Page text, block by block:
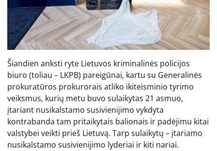
Šiandien anksti ryte Lietuvos kriminalinės policijos
biuro (toliau – LKPB) pareigūnai, kartu su Generalinės
prokuratūros prokurorais atliko ikiteisminio tyrimo
veiksmus, kurių metu buvo sulaikytas 21 asmuo,
įtariant nusikalstamo susivienijimo vykdyta
kontrabanda tam pritaikytais balionais ir padėjimu kitai
valstybei veikti prieš Lietuvą. Tarp sulaikytų – įtariamo
nusikalstamo susivienijimo lyderiai ir kiti nariai.